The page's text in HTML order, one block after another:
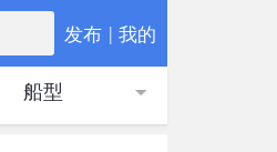
发布 | 我的
船型